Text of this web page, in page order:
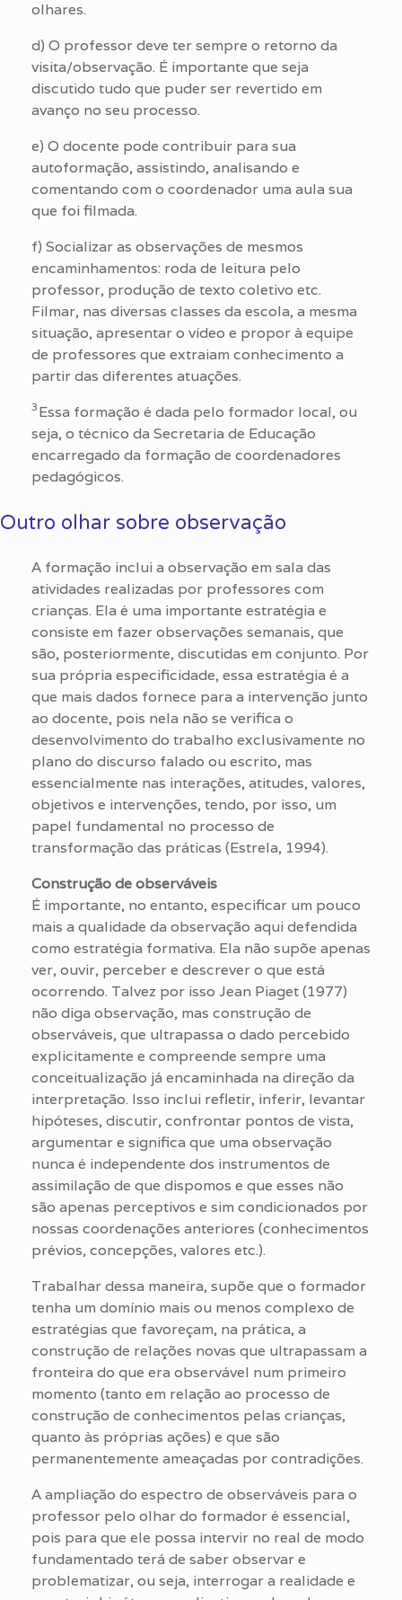
olhares.
d) O professor deve ter sempre o retorno da
visita/observação. É importante que seja
discutido tudo que puder ser revertido em
avanço no seu processo.
e) O docente pode contribuir para sua
autoformação, assistindo, analisando e
comentando com o coordenador uma aula sua
que foi filmada.
f) Socializar as observações de mesmos
encaminhamentos: roda de leitura pelo
professor, produção de texto coletivo etc.
Filmar, nas diversas classes da escola, a mesma
situação, apresentar o vídeo e propor à equipe
de professores que extraiam conhecimento a
partir das diferentes atuações.
3 Essa formação é dada pelo formador local, ou
seja, o técnico da Secretaria de Educação
encarregado da formação de coordenadores
pedagógicos.
Outro olhar sobre observação
A formação inclui a observação em sala das
atividades realizadas por professores com
crianças. Ela é uma importante estratégia e
consiste em fazer observações semanais, que
são, posteriormente, discutidas em conjunto. Por
sua própria especificidade, essa estratégia é a
que mais dados fornece para a intervenção junto
ao docente, pois nela não se verifica o
desenvolvimento do trabalho exclusivamente no
plano do discurso falado ou escrito, mas
essencialmente nas interações, atitudes, valores,
objetivos e intervenções, tendo, por isso, um
papel fundamental no processo de
transformação das práticas (Estrela, 1994).
Construção de observáveis
É importante, no entanto, especificar um pouco
mais a qualidade da observação aqui defendida
como estratégia formativa. Ela não supõe apenas
ver, ouvir, perceber e descrever o que está
ocorrendo. Talvez por isso Jean Piaget (1977)
não diga observação, mas construção de
observáveis, que ultrapassa o dado percebido
explicitamente e compreende sempre uma
conceitualização já encaminhada na direção da
interpretação. Isso inclui refletir, inferir, levantar
hipóteses, discutir, confrontar pontos de vista,
argumentar e significa que uma observação
nunca é independente dos instrumentos de
assimilação de que dispomos e que esses não
são apenas perceptivos e sim condicionados por
nossas coordenações anteriores (conhecimentos
prévios, concepções, valores etc.).
Trabalhar dessa maneira, supõe que o formador
tenha um domínio mais ou menos complexo de
estratégias que favoreçam, na prática, a
construção de relações novas que ultrapassam a
fronteira do que era observável num primeiro
momento (tanto em relação ao processo de
construção de conhecimentos pelas crianças,
quanto às próprias ações) e que são
permanentemente ameaçadas por contradições.
A ampliação do espectro de observáveis para o
professor pelo olhar do formador é essencial,
pois para que ele possa intervir no real de modo
fundamentado terá de saber observar e
problematizar, ou seja, interrogar a realidade e